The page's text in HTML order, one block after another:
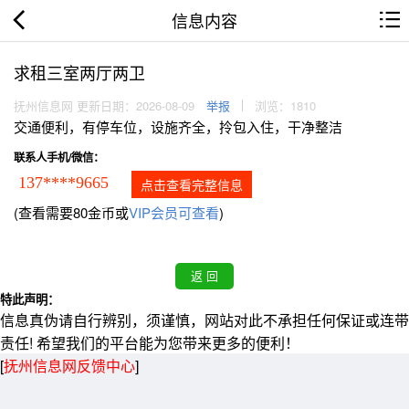
信息内容
求租三室两厅两卫
抚州信息网 更新日期：2026-08-09 举报 浏览：1810
交通便利，有停车位，设施齐全，拎包入住，干净整洁
联系人手机/微信：
137****9665 点击查看完整信息
(查看需要80金币或VIP会员可查看)
特此声明：
信息真伪请自行辨别，须谨慎，网站对此不承担任何保证或连带
责任! 希望我们的平台能为您带来更多的便利！
[抚州信息网反馈中心]